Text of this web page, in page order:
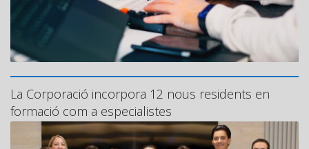
La Corporació incorpora 12 nous residents en
formació com a especialistes